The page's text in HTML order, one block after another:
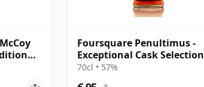
Foursquare Penultimus -
Exceptional Cask Selection
Mark XXX Dark Rum
70cl • 57%